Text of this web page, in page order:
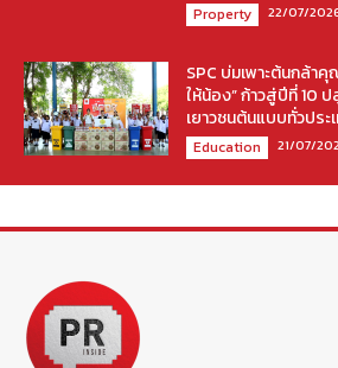
Property 22/07/
SPC บ่มเพาะต้นกล้
ให้น้อง” ก้าวสู่ปีที่ 10
เยาวชนต้นแบบทั่วประ
Education 21/07/